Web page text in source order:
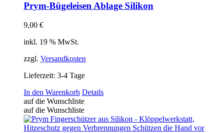
Prym-Bügeleisen Ablage Silikon
9,00 €
inkl. 19 % MwSt.
zzgl. Versandkosten
Lieferzeit: 3-4 Tage
In den Warenkorb Details
auf die Wunschliste
auf die Wunschliste